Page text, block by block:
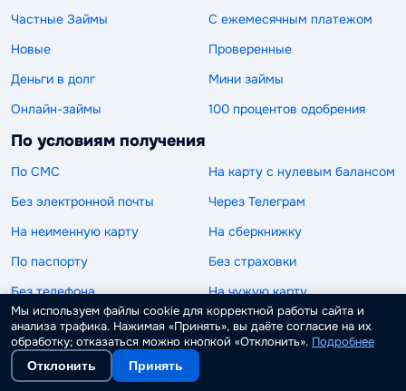
Частные Займы
С ежемесячным платежом
Новые
Проверенные
Деньги в долг
Мини займы
Онлайн-займы
100 процентов одобрения
По условиям получения
По СМС
На карту с нулевым балансом
Без электронной почты
Через Телеграм
На неименную карту
На сберкнижку
По паспорту
Без страховки
Без телефона
На чужую карту
На виртуальную карту
Не выходя из дома
Наличными
Целевые
Под расписку
Мы используем файлы cookie для корректной работы сайта и
анализа трафика. Нажимая «Принять», вы даёте согласие на их
обработку; отказаться можно кнопкой «Отклонить». Подробнее
Отклонить Принять